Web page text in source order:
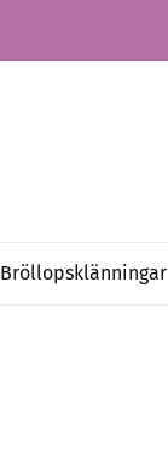
Bröllopsklänningar